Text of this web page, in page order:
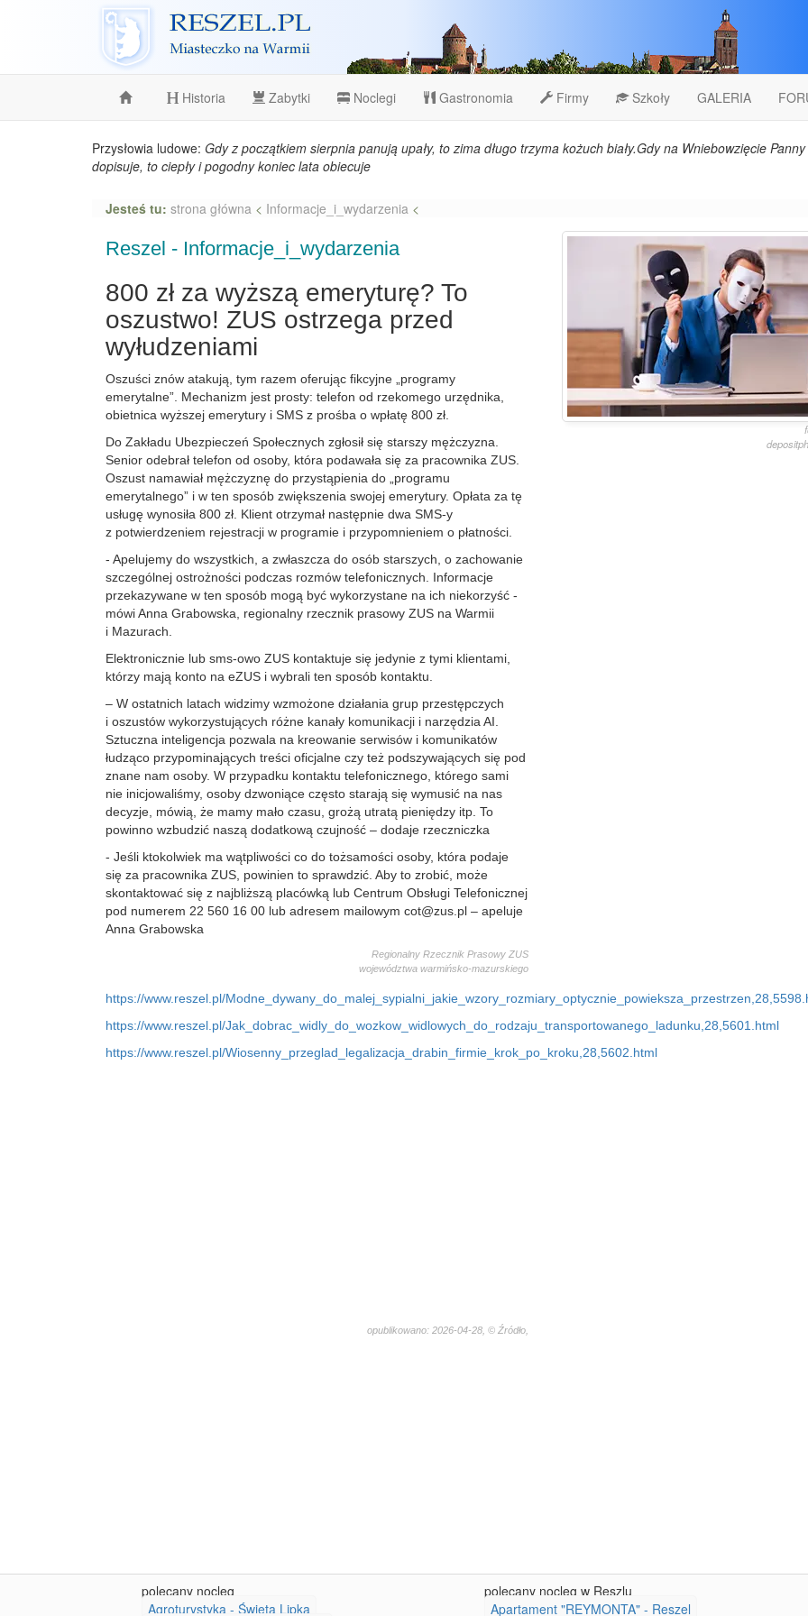
Reszel
Historia Zabytki Noclegi Gastronomia Firmy Szkoły GALERIA
Przysłowia ludowe: Gdy z początkiem sierpnia panują upały, to zima długo trzyma kożuch biały.Gdy na Wniebowzięcie Panny
dopisuje, to ciepły i pogodny koniec lata obiecuje
Jesteś tu: strona główna < Informacje_i_wydarzenia <
Reszel - Informacje_i_wydarzenia
800 zł za wyższą emeryturę? To
oszustwo! ZUS ostrzega przed
wyłudzeniami
Oszuści znów atakują, tym razem oferując fikcyjne „programy
emerytalne”. Mechanizm jest prosty: telefon od rzekomego urzędnika,
obietnica wyższej emerytury i SMS z prośba o wpłatę 800 zł.
Do Zakładu Ubezpieczeń Społecznych zgłosił się starszy mężczyzna.
Senior odebrał telefon od osoby, która podawała się za pracownika ZUS.
Oszust namawiał mężczyznę do przystąpienia do „programu
emerytalnego” i w ten sposób zwiększenia swojej emerytury. Opłata za tę
usługę wynosiła 800 zł. Klient otrzymał następnie dwa SMS-y
z potwierdzeniem rejestracji w programie i przypomnieniem o płatności.
- Apelujemy do wszystkich, a zwłaszcza do osób starszych, o zachowanie
szczególnej ostrożności podczas rozmów telefonicznych. Informacje
przekazywane w ten sposób mogą być wykorzystane na ich niekorzyść -
mówi Anna Grabowska, regionalny rzecznik prasowy ZUS na Warmii
i Mazurach.
Elektronicznie lub sms-owo ZUS kontaktuje się jedynie z tymi klientami,
którzy mają konto na eZUS i wybrali ten sposób kontaktu.
– W ostatnich latach widzimy wzmożone działania grup przestępczych
i oszustów wykorzystujących różne kanały komunikacji i narzędzia AI.
Sztuczna inteligencja pozwala na kreowanie serwisów i komunikatów
łudząco przypominających treści oficjalne czy też podszywających się pod
znane nam osoby. W przypadku kontaktu telefonicznego, którego sami
nie inicjowaliśmy, osoby dzwoniące często starają się wymusić na nas
decyzje, mówią, że mamy mało czasu, grożą utratą pieniędzy itp. To
powinno wzbudzić naszą dodatkową czujność – dodaje rzeczniczka
- Jeśli ktokolwiek ma wątpliwości co do tożsamości osoby, która podaje
się za pracownika ZUS, powinien to sprawdzić. Aby to zrobić, może
skontaktować się z najbliższą placówką lub Centrum Obsługi Telefonicznej
pod numerem 22 560 16 00 lub adresem mailowym cot@zus.pl – apeluje
Anna Grabowska
Regionalny Rzecznik Prasowy ZUS
województwa warmińsko-mazurskiego
https://www.reszel.pl/
https://www.reszel.pl/Jak_dobrac_widly_do_wozkow_widlowych_do_rodzaju_transportowanego_ladunku,28,5601.html
https://www.reszel.pl/Wiosenny_przeglad_legalizacja_drabin_firmie_krok_po_kroku,28,5602.html
opublikowano: 2026-04-28, © Źródło,
polecany nocleg
Agroturystyka - Święta Lipka
polecany nocleg w Reszlu
Apartament "REYMONTA" - Reszel